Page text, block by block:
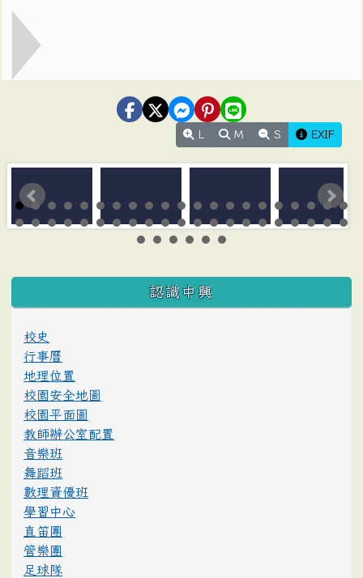
M S EXIF
:::
認識中興
校史
行事曆
地理位置
校園安全地圖
校園平面圖
教師辦公室配置
音樂班
舞蹈班
數理資優班
學習中心
直笛團
管樂團
足球隊